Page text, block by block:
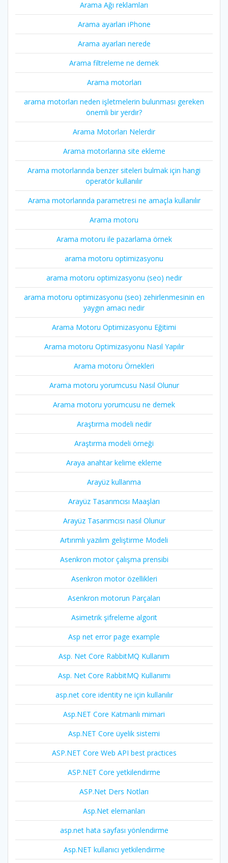
Arama Ağı reklamları
Arama ayarları iPhone
Arama ayarları nerede
Arama filtreleme ne demek
Arama motorları
arama motorları neden işletmelerin bulunması gereken
önemli bir yerdir?
Arama Motorları Nelerdir
Arama motorlarına site ekleme
Arama motorlarında benzer siteleri bulmak için hangi
operatör kullanılır
Arama motorlarında parametresi ne amaçla kullanılır
Arama motoru
Arama motoru ile pazarlama örnek
arama motoru optimizasyonu
arama motoru optimizasyonu (seo) nedir
arama motoru optimizasyonu (seo) zehirlenmesinin en
yaygın amacı nedir
Arama Motoru Optimizasyonu Eğitimi
Arama motoru Optimizasyonu Nasıl Yapılır
Arama motoru Örnekleri
Arama motoru yorumcusu Nasıl Olunur
Arama motoru yorumcusu ne demek
Araştırma modeli nedir
Araştırma modeli örneği
Araya anahtar kelime ekleme
Arayüz kullanma
Arayüz Tasarımcısı Maaşları
Arayüz Tasarımcısı nasıl Olunur
Artırımlı yazılım geliştirme Modeli
Asenkron motor çalışma prensibi
Asenkron motor özellikleri
Asenkron motorun Parçaları
Asimetrik şifreleme algorit
Asp net error page example
Asp. Net Core RabbitMQ Kullanım
Asp. Net Core RabbitMQ Kullanımı
asp.net core identity ne için kullanılır
Asp.NET Core Katmanlı mimari
Asp.NET Core üyelik sistemi
ASP.NET Core Web API best practices
ASP.NET Core yetkilendirme
ASP.Net Ders Notları
Asp.Net elemanları
asp.net hata sayfası yönlendirme
Asp.NET kullanıcı yetkilendirme